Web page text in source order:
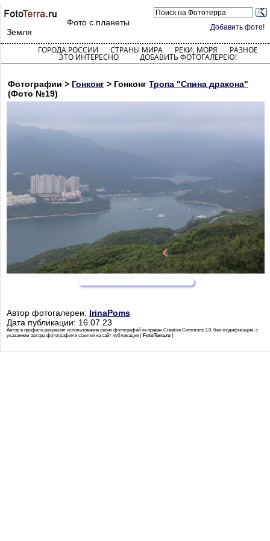
Добавить фото!
Фото с планеты
Земля
ГОРОДА РОССИИ СТРАНЫ МИРА РЕКИ, МОРЯ РАЗНОЕ
ЭТО ИНТЕРЕСНО ДОБАВИТЬ ФОТОГАЛЕРЕЮ!
Фотографии > Гонконг > Гонконг Тропа "Спина дракона"
(Фото №19)
Автор фотогалереи: IrinaPoms
Дата публикации: 16.07.23
Автор в профиле разрешил использование своих фотографий на правах Creative Commons 3.0, без модификации, с
указанием автора фотографии и ссылки на сайт публикации ( FotoTerra.ru )